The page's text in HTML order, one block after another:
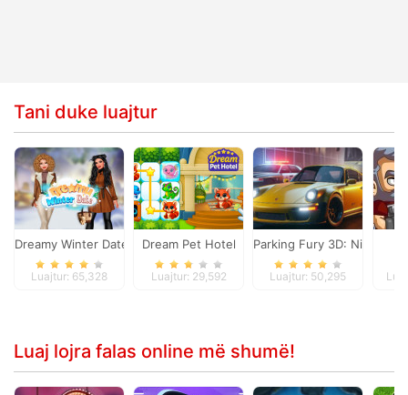
Tani duke luajtur
Dreamy Winter Date
Luajtur: 65,328
Dream Pet Hotel
Luajtur: 29,592
Parking Fury 3D: Night City
Luajtur: 50,295
Luaj lojra falas online më shumë!